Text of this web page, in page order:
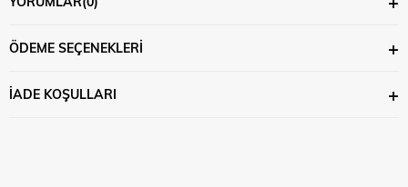
ÖDEME SEÇENEKLERI
İADE KOŞULLARI